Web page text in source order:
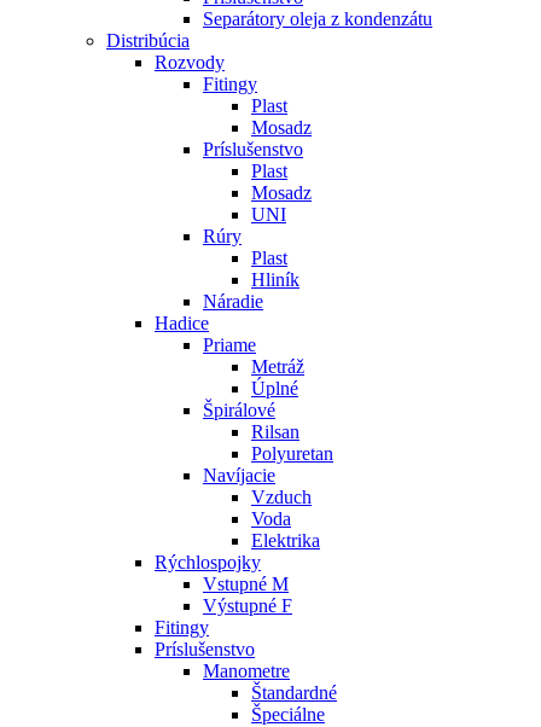
Separátory oleja z kondenzátu
Distribúcia
Rozvody
Fitingy
Plast
Mosadz
Príslušenstvo
Plast
Mosadz
UNI
Rúry
Plast
Hliník
Náradie
Hadice
Priame
Metráž
Úplné
Špirálové
Rilsan
Polyuretan
Navíjacie
Vzduch
Voda
Elektrika
Rýchlospojky
Vstupné M
Výstupné F
Fitingy
Príslušenstvo
Manometre
Štandardné
Špeciálne